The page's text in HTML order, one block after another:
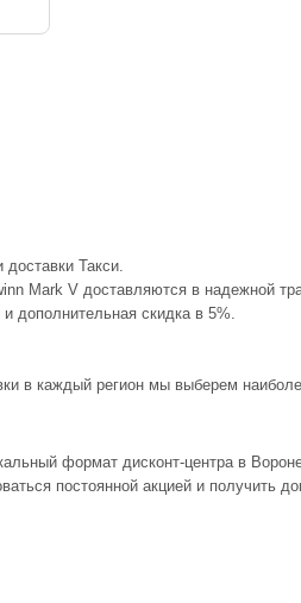
Такси.
Mark V доставляются в надежной
дополнительная скидка в 5%.
в каждый регион мы выберем
формат дисконт-центра в
постоянной акцией и